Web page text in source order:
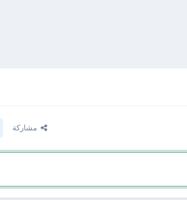
مشاركة